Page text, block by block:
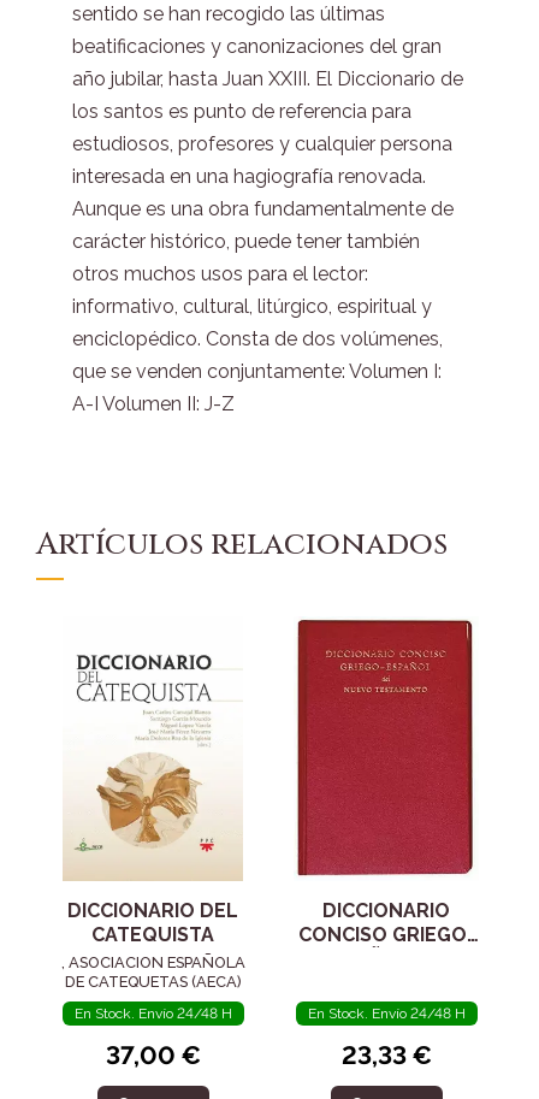
sentido se han recogido las últimas
beatificaciones y canonizaciones del gran
año jubilar, hasta Juan XXIII. El Diccionario de
los santos es punto de referencia para
estudiosos, profesores y cualquier persona
interesada en una hagiografía renovada.
Aunque es una obra fundamentalmente de
carácter histórico, puede tener también
otros muchos usos para el lector:
informativo, cultural, litúrgico, espiritual y
enciclopédico. Consta de dos volúmenes,
que se venden conjuntamente: Volumen I:
A-I Volumen II: J-Z
Artículos relacionados
DICCIONARIO DEL
CATEQUISTA
, ASOCIACION ESPAÑOLA
DE CATEQUETAS (AECA)
En Stock. Envío 24/48 H
37,00 €
DICCIONARIO
CONCISO GRIEGO-
TESTAMENTO
En Stock. Envío 24/48 H
23,33 €